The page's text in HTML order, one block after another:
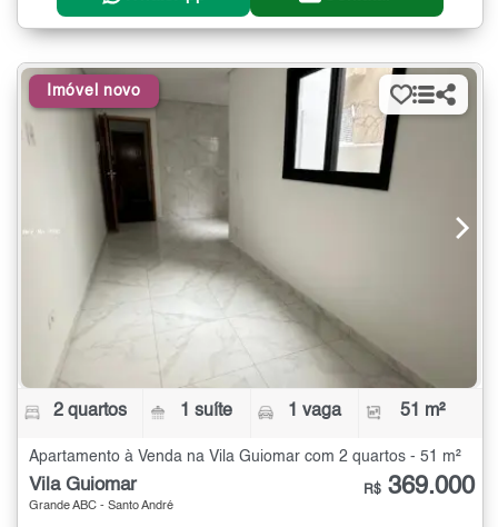
Imóvel novo
2 quartos 1 suíte 1 vaga 51 m²
Apartamento à Venda na Vila Guiomar com 2 quartos - 51 m²
Vila Guiomar
Grande ABC - Santo André
R$ 369.000